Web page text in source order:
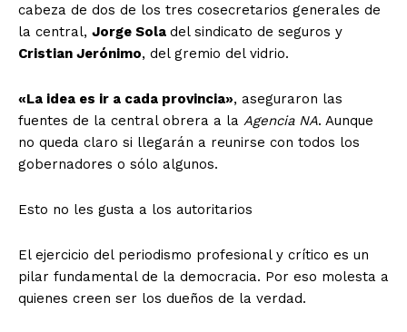
cabeza de dos de los tres cosecretarios generales de
la central, Jorge Sola del sindicato de seguros y
Cristian Jerónimo, del gremio del vidrio.
«La idea es ir a cada provincia», aseguraron las
fuentes de la central obrera a la Agencia NA. Aunque
no queda claro si llegarán a reunirse con todos los
gobernadores o sólo algunos.
Esto no les gusta a los autoritarios
El ejercicio del periodismo profesional y crítico es un
pilar fundamental de la democracia. Por eso molesta a
quienes creen ser los dueños de la verdad.